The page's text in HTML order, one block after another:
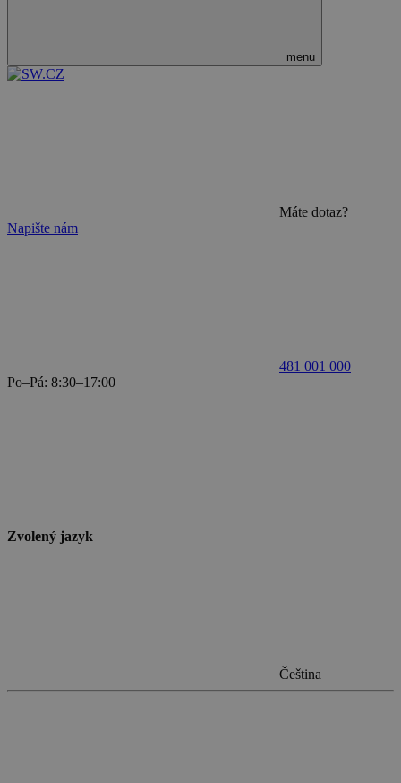
menu
Máte dotaz?
Napište nám
481 001 000
Po–Pá: 8:30–17:00
Zvolený jazyk
Čeština